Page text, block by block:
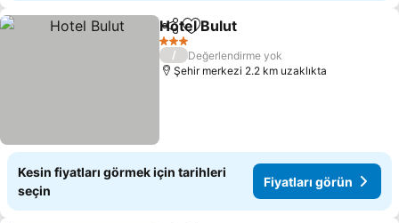
PaylaşFavorilerime ekle
Hotel Bulut
3 Yıldız
/
Değerlendirme yok
Şehir merkezi 2.2 km uzaklıkta
Kesin fiyatları görmek için tarihleri
seçin
Fiyatları görün